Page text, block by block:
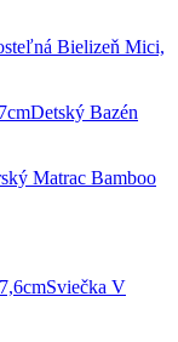
Bielizeň Mici,
Detský Bazén
Matrac Bamboo
Sviečka V